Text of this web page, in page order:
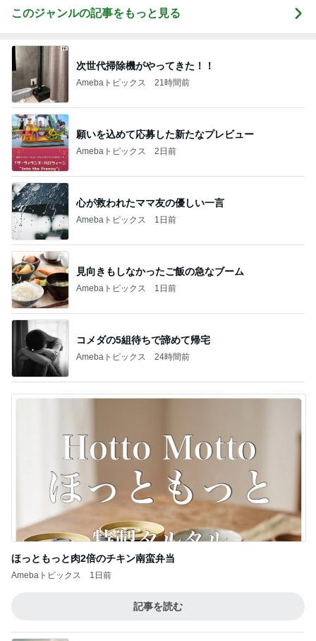
このジャンルの記事をもっと見る
次世代掃除機がやってきた！！
Amebaトピックス 21時間前
願いを込めて応募した新たなプレビュー
Amebaトピックス 2日前
心が救われたママ友の優しい一言
Amebaトピックス 1日前
見向きもしなかったご飯の急なブーム
Amebaトピックス 1日前
コメダの5組待ちで諦めて帰宅
Amebaトピックス 24時間前
ほっともっと肉2倍のチキン南蛮弁当
Amebaトピックス 1日前
記事を読む